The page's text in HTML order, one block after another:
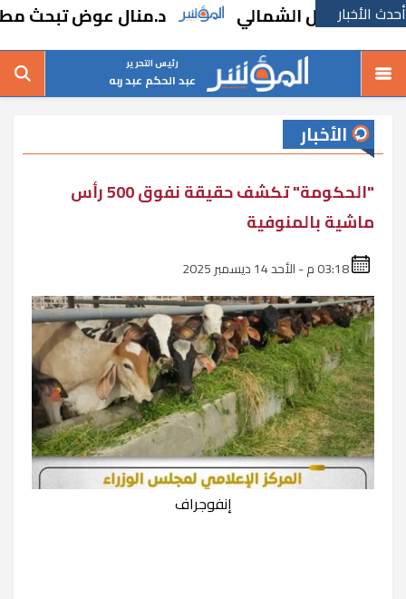
أحدث الأخبارالشمالي د.منال عوض تبحث مطالب
رئيس التحرير
عبد الحكم عبد ربه
الأخبار
"الحكومة" تكشف حقيقة نفوق 500 رأس
ماشية بالمنوفية
إنفوجراف